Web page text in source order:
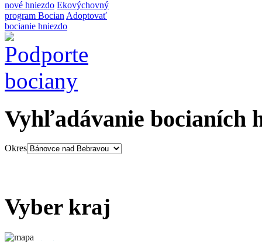
nové hniezdo Ekovýchovný
program Bocian Adoptovať
bocianie hniezdo
Vyhľadávanie bocianích
Okres
Vyber kraj